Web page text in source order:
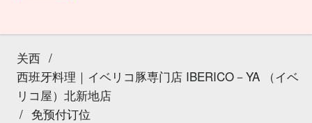
关西 /
西班牙料理｜イベリコ豚専门店 IBERICO－YA （イベ
リコ屋）北新地店
/ 免预付订位